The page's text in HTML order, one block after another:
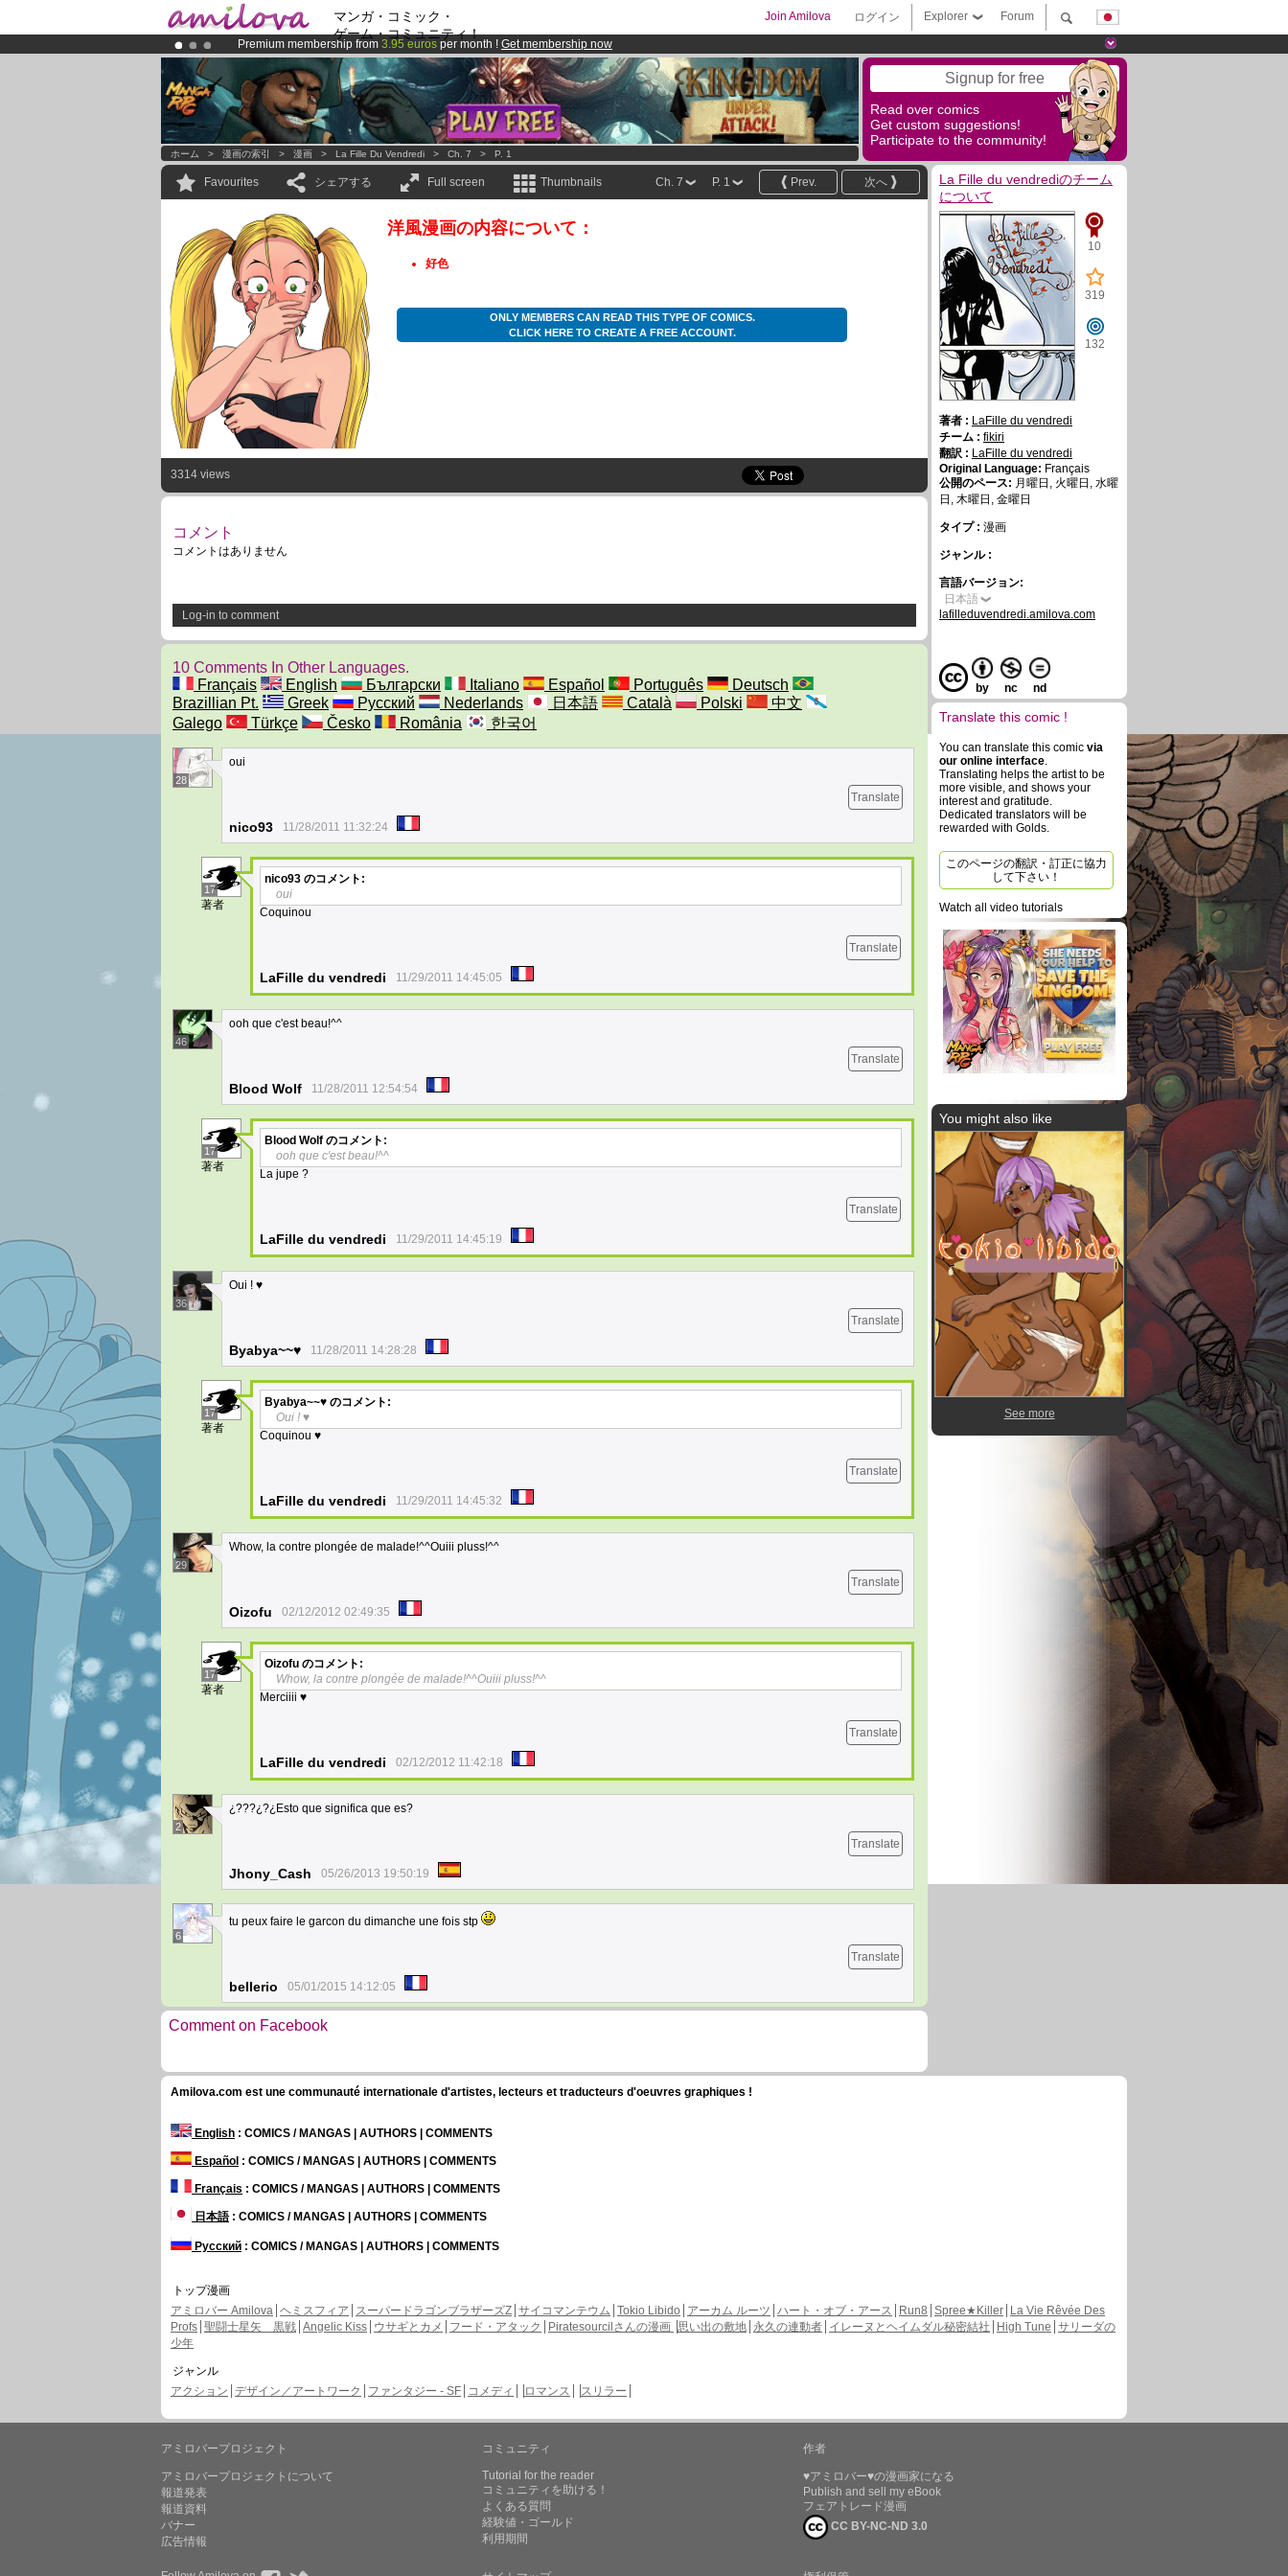
マンガ・コミック・
ゲーム・コミュニティ！
Forum
Explorer
ログイン
Join Amilova
Premium membership from 3.95 euros per month ! Get membership now
AmilovaKickstarter is now LIVE!.
Already 100000 membersand 1000 comics & mangas!. Signup for free
Read over comics
Get custom suggestions!
Participate to the community!
ホーム > 漫画の索引 > 漫画 > La Fille Du Vendredi > Ch. 7 > P. 1
Favourites シェアする Full screen Thumbnails 次へ
Prev.
P. 1
Ch. 7
洋風漫画の内容について：
好色
ONLY MEMBERS CAN READ THIS TYPE OF COMICS.
CLICK HERE TO CREATE A FREE ACCOUNT.
3314 views
コメント
コメントはありません
Log-in to comment
10 Comments In Other Languages.
Français
English Български Italiano Español Português
Deutsch
Brazillian Pt.
Greek Русский Nederlands 日本語 Català Polski
中文
Galego
Türkçe Česko România 한국어
28
oui
Translate
nico93 11/28/2011 11:32:24
17
著者
nico93 のコメント:
oui
Coquinou
Translate
LaFille du vendredi 11/29/2011 14:45:05
46
ooh que c'est beau!^^
Translate
Blood Wolf 11/28/2011 12:54:54
17
著者
Blood Wolf のコメント:
ooh que c'est beau!^^
La jupe ?
Translate
LaFille du vendredi 11/29/2011 14:45:19
36
Oui ! ♥
Translate
Byabya~~♥ 11/28/2011 14:28:28
17
著者
Byabya~~♥ のコメント:
Oui ! ♥
Coquinou ♥
Translate
LaFille du vendredi 11/29/2011 14:45:32
29
Whow, la contre plongée de malade!^^Ouiii pluss!^^
Translate
Oizofu 02/12/2012 02:49:35
17
著者
Oizofu のコメント:
Whow, la contre plongée de malade!^^Ouiii pluss!^^
Merciiii ♥
Translate
LaFille du vendredi 02/12/2012 11:42:18
2
¿???¿?¿Esto que significa que es?
Translate
Jhony_Cash 05/26/2013 19:50:19
6
tu peux faire le garcon du dimanche une fois stp
Translate
bellerio 05/01/2015 14:12:05
Comment on Facebook
La Fille du vendrediのチーム
について
10
319
132
著者 : LaFille du vendredi
チーム : fikiri
翻訳 : LaFille du vendredi
Original Language: Français
公開のペース: 月曜日, 火曜日, 水曜
日, 木曜日, 金曜日
タイプ : 漫画
ジャンル :
言語バージョン:
日本語
lafilleduvendredi.amilova.com
by nc nd
Translate this comic !
You can translate this comic via
our online interface.
Translating helps the artist to be
more visible, and shows your
interest and gratitude.
Dedicated translators will be
rewarded with Golds.
このページの翻訳・訂正に協力
して下さい！
Watch all video tutorials
You might also like
See more
Amilova.com est une communauté internationale d'artistes, lecteurs et traducteurs d'oeuvres graphiques !
English : COMICS / MANGAS | AUTHORS | COMMENTS
Español : COMICS / MANGAS | AUTHORS | COMMENTS
Français : COMICS / MANGAS | AUTHORS | COMMENTS
日本語: COMICS / MANGAS | AUTHORS | COMMENTS
Русский : COMICS / MANGAS | AUTHORS | COMMENTS
トップ漫画
アミロバー Amilova ヘミスフィア スーパードラゴンブラザーズZ サイコマンテウム Tokio Libido アーカム ルーツ ハート・オブ・アース Run8 Spree★Killer
La Vie Rêvée Des
Profs 聖闘士星矢 黒戦 Angelic Kiss ウサギとカメ フード・アタック Piratesourcilさんの漫画 思い出の敷地 永久の連動者 イレーヌとヘイムダル秘密結社 High Tune サリーダの
少年
ジャンル
アクション デザイン／アートワーク ファンタジー - SF コメディ ロマンス スリラー
アミロバープロジェクト
アミロバープロジェクトについて
報道発表
報道資料
バナー
広告情報
コミュニティ
Tutorial for the reader
コミュニティを助ける！
よくある質問
経験値・ゴールド
利用期間
作者
♥アミロバー♥の漫画家になる
Publish and sell my eBook
フェアトレード漫画
CC BY-NC-ND 3.0